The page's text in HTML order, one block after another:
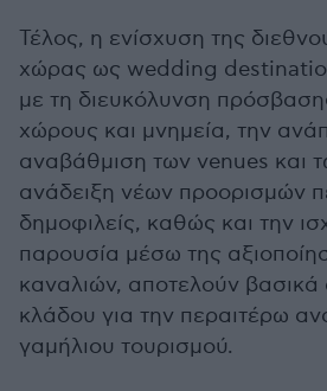
Τέλος, η ενίσχυση της
χώρας ως wedding
με τη διευκόλυνση
χώρους και μνημεία, την
αναβάθμιση των venues και
ανάδειξη νέων προορισμών
δημοφιλείς, καθώς και την
παρουσία μέσω της
καναλιών, αποτελούν βασικά
κλάδου για την περαιτέρω
γαμήλιου τουρισμού.